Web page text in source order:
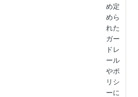
め定
めら
れた
ガー
ドレ
ール
やポ
リシ
ーに